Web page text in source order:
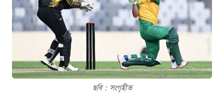
ছবি : সংগৃহীত